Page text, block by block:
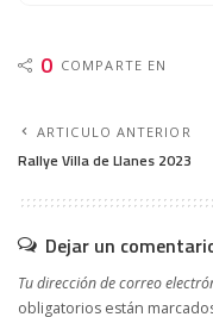
0 COMPARTE EN
ARTICULO ANTERIOR
Rallye Villa de Llanes 2023
Dejar un
Tu dirección de correo
obligatorios están